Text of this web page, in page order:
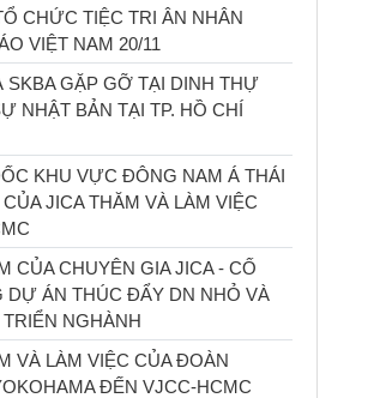
CHỨC TIỆC TRI ÂN NHÂN
VIỆT NAM 20/11
SKBA GẶP GỠ TẠI DINH THỰ
NHẬT BẢN TẠI TP. HỒ CHÍ
KHU VỰC ĐÔNG NAM Á THÁI
JICA THĂM VÀ LÀM VIỆC
CỦA CHUYÊN GIA JICA - CỐ
DỰ ÁN THÚC ĐẨY DN NHỎ VÀ
NGHÀNH
VÀ LÀM VIỆC CỦA ĐOÀN
ĐẾN VJCC-HCMC